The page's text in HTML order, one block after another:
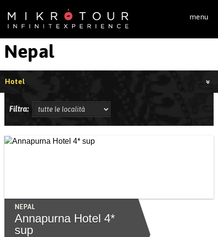
menu
Nepal
Hotel
Filtra:
NEPAL
Annapurna Hotel 4*
sup